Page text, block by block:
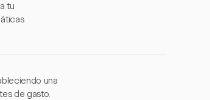
tu
una
de gasto.